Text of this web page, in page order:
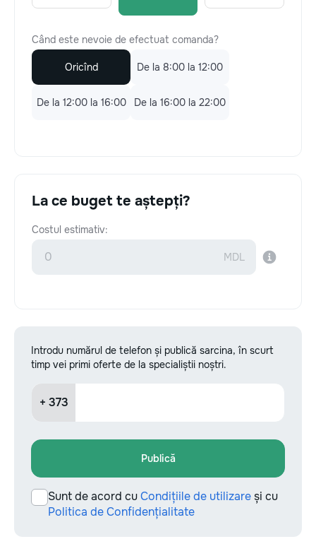
Când este nevoie de efectuat comanda?
Oricînd De la 8:00 la 12:00
De la 12:00 la 16:00 De la 16:00 la 22:00
La ce buget te aștepți?
Costul estimativ:
Introdu numărul de telefon și publică sarcina, în scurt
timp vei primi oferte de la specialiștii noștri.
+ 373
Publică
Sunt de acord cuCondițiile de utilizareși cu
Politica de Confidențialitate